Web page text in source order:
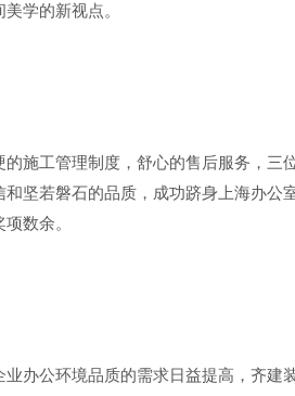
学的新视点。
施工管理制度，舒心的售后服务，三
坚若磐石的品质，成功跻身上海办公
数余。
办公环境品质的需求日益提高，齐建